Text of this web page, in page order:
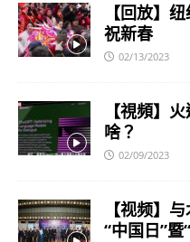
【回放】
祝新春
02/13/2023
【視頻】
啥？
02/09/2023
【视频】
“中国日”暨